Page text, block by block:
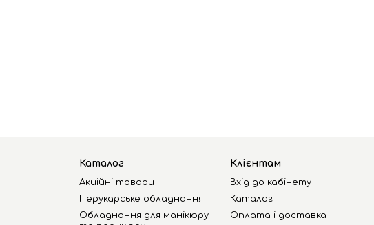
Каталог
Акційні товари
Перукарське обладнання
Обладнання для манікюру
Клієнтам
Вхід до кабінету
Каталог
Оплата і доставка